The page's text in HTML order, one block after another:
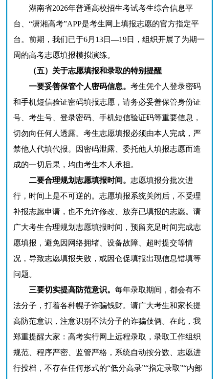
湖南省2026年普通高校招生考试考生综合信息平
台、“潇湘高考”APP是考生网上填报志愿的官方指定平
台。前期，我们已于6月13日—19日，组织开展了为期一
周的高考志愿填报模拟演练。
（五）关于志愿填报和录取的特别提醒
一要妥善保管个人密码信息。 考生凭个人登录密码
和手机短信验证密码填报志愿，请务必妥善保管身份证
号、考生号、登录密码、手机短信验证码等重要信息，
切勿向任何人透露。考生志愿填报必须由本人完成，严
禁他人代填代报。因密码泄露、委托他人填报志愿而造
成的一切后果，均由考生本人承担。
二要合理规划志愿填报时间。 志愿填报分批次进
行，时间上是不可逆的。志愿填报系统关闭后，不受理
补报志愿申请，也不允许修改、放弃已填报的志愿。请
广大考生合理规划志愿填报时间，预留充足时间完成志
愿填报，避免因网络拥堵、设备故障、超时提交等情
况，导致志愿填报失败，或因仓促填报出现信息错填等
问题。
三要切实提高防范意识。 每年录取期间，都会有不
法分子，打着各种幌子诈骗钱财。请广大考生和家长提
高防范意识，注意识别不法分子的诈骗伎俩。在此，我
郑重提醒大家：高考实行网上远程录取，录取工作组织
规范、程序严密、监管严格，系统自动按分数、志愿进
行投档，不存在任何形式的“低分高录”“指定录取”“内部